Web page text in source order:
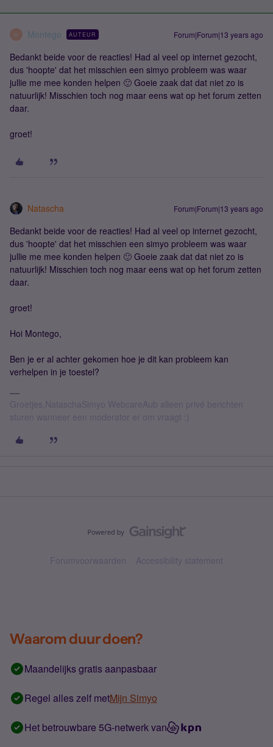
M Montego AUTEUR Forum|Forum|13 years ago
Bedankt beide voor de reacties! Had al veel op internet gezocht,
dus 'hoopte' dat het misschien een simyo probleem was waar
jullie me mee konden helpen 🙂 Goeie zaak dat dat niet zo is
natuurlijk! Misschien toch nog maar eens wat op het forum zetten
daar.
groet!
Natascha Forum|Forum|13 years ago
Bedankt beide voor de reacties! Had al veel op internet gezocht,
dus 'hoopte' dat het misschien een simyo probleem was waar
jullie me mee konden helpen 🙂 Goeie zaak dat dat niet zo is
natuurlijk! Misschien toch nog maar eens wat op het forum zetten
daar.
groet!
Hoi Montego,
Ben je er al achter gekomen hoe je dit kan probleem kan
verhelpen in je toestel?
Groetjes,NataschaSimyo WebcareAub alleen privé berichten
sturen wanneer een moderator er om vraagt :)
Forumvoorwaarden Accessibility statement
Waarom duur doen?
Maandelijks gratis aanpasbaar
Regel alles zelf metMijn Simyo
Het betrouwbare 5G-netwerk van